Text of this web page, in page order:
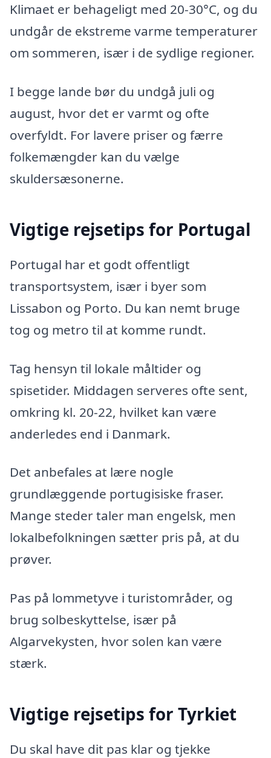
Klimaet er behageligt med 20-30°C, og du
undgår de ekstreme varme temperaturer
om sommeren, især i de sydlige regioner.
I begge lande bør du undgå juli og
august, hvor det er varmt og ofte
overfyldt. For lavere priser og færre
folkemængder kan du vælge
skuldersæsonerne.
Vigtige rejsetips for Portugal
Portugal har et godt offentligt
transportsystem, især i byer som
Lissabon og Porto. Du kan nemt bruge
tog og metro til at komme rundt.
Tag hensyn til lokale måltider og
spisetider. Middagen serveres ofte sent,
omkring kl. 20-22, hvilket kan være
anderledes end i Danmark.
Det anbefales at lære nogle
grundlæggende portugisiske fraser.
Mange steder taler man engelsk, men
lokalbefolkningen sætter pris på, at du
prøver.
Pas på lommetyve i turistområder, og
brug solbeskyttelse, især på
Algarvekysten, hvor solen kan være
stærk.
Vigtige rejsetips for Tyrkiet
Du skal have dit pas klar og tjekke